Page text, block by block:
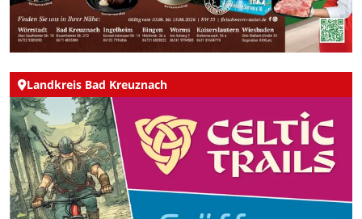
Landkreis Bad Kreuznach